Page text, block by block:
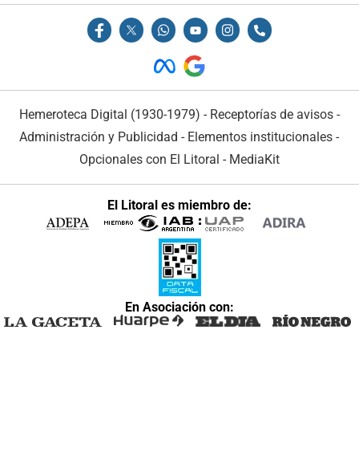
Hemeroteca Digital (1930-1979) - Receptorías de avisos -
Administración y Publicidad - Elementos institucionales -
Opcionales con El Litoral - MediaKit
El Litoral es miembro de:
En Asociación con: